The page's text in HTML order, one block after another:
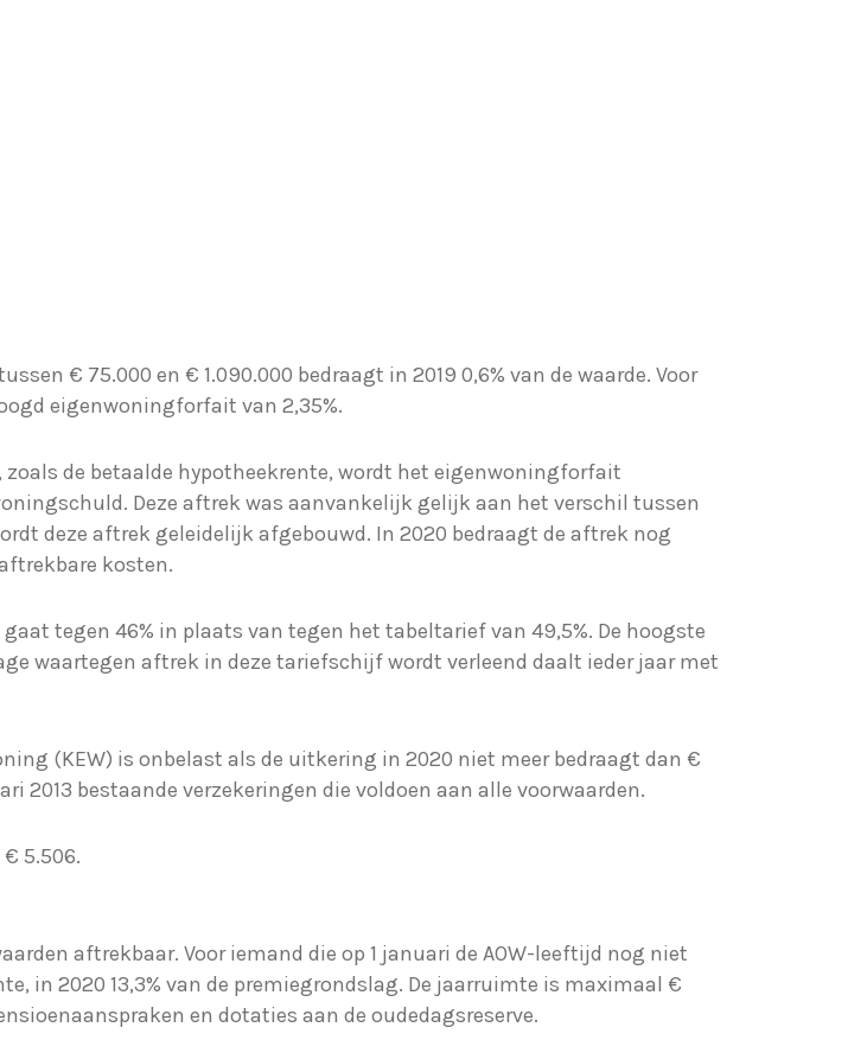
€ 75.000 en € 1.090.000 bedraagt in 2019 0,6% van de waarde. Voor
eigenwoningforfait van 2,35%.
de betaalde hypotheekrente, wordt het eigenwoningforfait
Deze aftrek was aanvankelijk gelijk aan het verschil tussen
deze aftrek geleidelijk afgebouwd. In 2020 bedraagt de aftrek nog
kosten.
tegen 46% in plaats van tegen het tabeltarief van 49,5%. De hoogste
waartegen aftrek in deze tariefschijf wordt verleend daalt ieder jaar met
(KEW) is onbelast als de uitkering in 2020 niet meer bedraagt dan €
2013 bestaande verzekeringen die voldoen aan alle voorwaarden.
5.506.
aftrekbaar. Voor iemand die op 1 januari de AOW-leeftijd nog niet
in 2020 13,3% van de premiegrondslag. De jaarruimte is maximaal €
en dotaties aan de oudedagsreserve.